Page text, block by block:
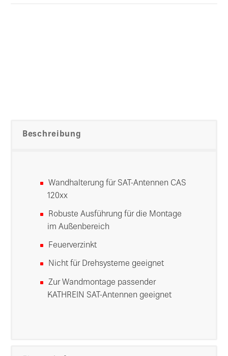
Beschreibung
Wandhalterung für SAT-Antennen CAS
120xx
Robuste Ausführung für die Montage
im Außenbereich
Feuerverzinkt
Nicht für Drehsysteme geeignet
Zur Wandmontage passender
KATHREIN SAT-Antennen geeignet